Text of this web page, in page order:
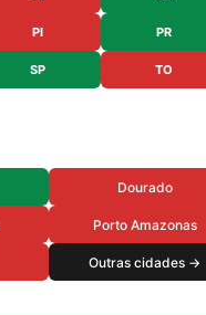
PI PR
SP TO
Dourado
Porto Amazonas
Outras cidades →